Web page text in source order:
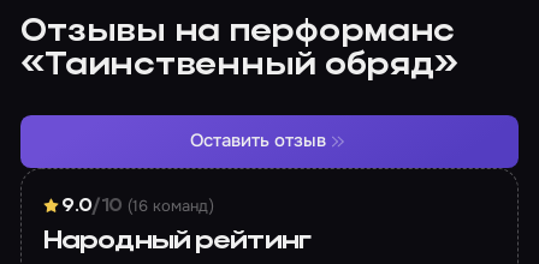
Отзывы на перформанс
«Таинственный обряд»
9.0/10 (16 команд)
Народный рейтинг
Оставить отзыв